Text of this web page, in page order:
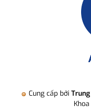
Cung cấp bởi